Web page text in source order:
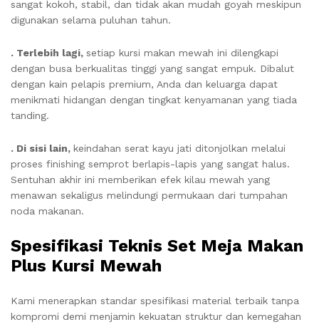
sangat kokoh, stabil, dan tidak akan mudah goyah meskipun
digunakan selama puluhan tahun.
. Terlebih lagi, setiap kursi makan mewah ini dilengkapi
dengan busa berkualitas tinggi yang sangat empuk. Dibalut
dengan kain pelapis premium, Anda dan keluarga dapat
menikmati hidangan dengan tingkat kenyamanan yang tiada
tanding.
. Di sisi lain, keindahan serat kayu jati ditonjolkan melalui
proses finishing semprot berlapis-lapis yang sangat halus.
Sentuhan akhir ini memberikan efek kilau mewah yang
menawan sekaligus melindungi permukaan dari tumpahan
noda makanan.
Spesifikasi Teknis Set Meja Makan
Plus Kursi Mewah
Kami menerapkan standar spesifikasi material terbaik tanpa
kompromi demi menjamin kekuatan struktur dan kemegahan